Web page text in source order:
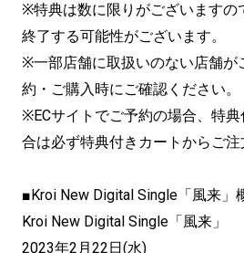
※特典は数に限りがございますの
終了する可能性がございます。
※一部店舗に取扱いのない店舗が
約・ご購入時にご確認ください。
※ECサイトでご予約の場合、特
合は必ず特典付きカートからご注
■Kroi New Digital Single「風来」
Kroi New Digital Single「風来」
2023年2月22日(水)